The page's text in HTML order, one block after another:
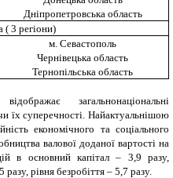
Дніпропетровська область
( 3 регіони)
м. Севастополь
Чернівецька область
Тернопільська область
загальнонаціональні
їх суперечності. Найактуальнішою
економічного та соціального
валової доданої вартості на
в основний капітал – 3,9 разу,
рівня безробіття – 5,7 разу.